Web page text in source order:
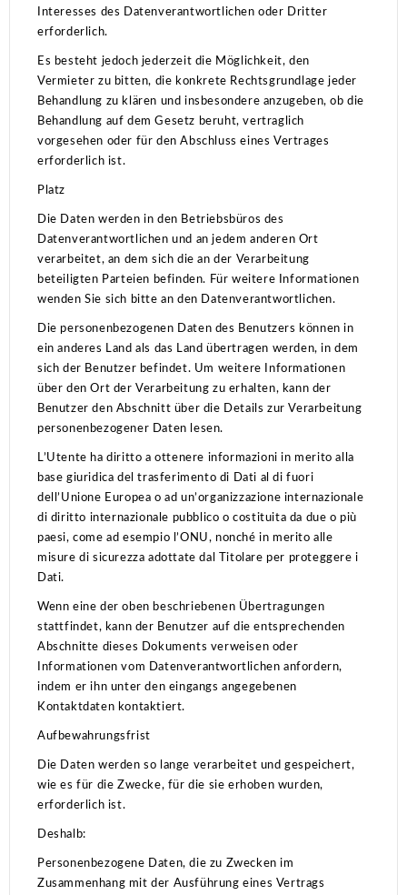
Interesses des Datenverantwortlichen oder Dritter
erforderlich.
Es besteht jedoch jederzeit die Möglichkeit, den
Vermieter zu bitten, die konkrete Rechtsgrundlage jeder
Behandlung zu klären und insbesondere anzugeben, ob die
Behandlung auf dem Gesetz beruht, vertraglich
vorgesehen oder für den Abschluss eines Vertrages
erforderlich ist.
Platz
Die Daten werden in den Betriebsbüros des
Datenverantwortlichen und an jedem anderen Ort
verarbeitet, an dem sich die an der Verarbeitung
beteiligten Parteien befinden. Für weitere Informationen
wenden Sie sich bitte an den Datenverantwortlichen.
Die personenbezogenen Daten des Benutzers können in
ein anderes Land als das Land übertragen werden, in dem
sich der Benutzer befindet. Um weitere Informationen
über den Ort der Verarbeitung zu erhalten, kann der
Benutzer den Abschnitt über die Details zur Verarbeitung
personenbezogener Daten lesen.
L’Utente ha diritto a ottenere informazioni in merito alla
base giuridica del trasferimento di Dati al di fuori
dell’Unione Europea o ad un’organizzazione internazionale
di diritto internazionale pubblico o costituita da due o più
paesi, come ad esempio l’ONU, nonché in merito alle
misure di sicurezza adottate dal Titolare per proteggere i
Dati.
Wenn eine der oben beschriebenen Übertragungen
stattfindet, kann der Benutzer auf die entsprechenden
Abschnitte dieses Dokuments verweisen oder
Informationen vom Datenverantwortlichen anfordern,
indem er ihn unter den eingangs angegebenen
Kontaktdaten kontaktiert.
Aufbewahrungsfrist
Die Daten werden so lange verarbeitet und gespeichert,
wie es für die Zwecke, für die sie erhoben wurden,
erforderlich ist.
Deshalb:
Personenbezogene Daten, die zu Zwecken im
Zusammenhang mit der Ausführung eines Vertrags